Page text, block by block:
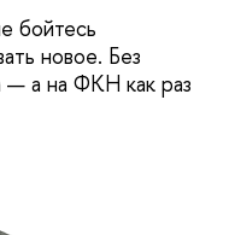
бойтесь
новое. Без
— а на ФКН как раз